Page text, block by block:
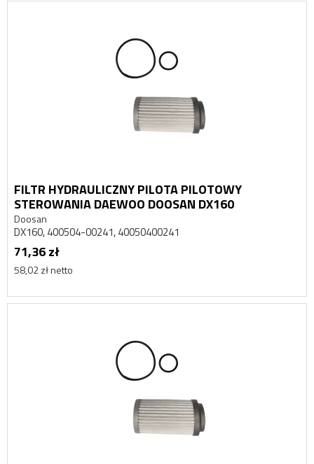
FILTR HYDRAULICZNY PILOTA PILOTOWY
STEROWANIA DAEWOO DOOSAN DX160
Doosan
DX160, 400504-00241, 40050400241
71,36 zł
58,02 zł netto